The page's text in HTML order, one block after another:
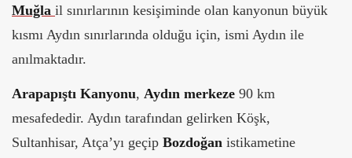
Muğla il sınırlarının kesişiminde olan kanyonun büyük
kısmı Aydın sınırlarında olduğu için, ismi Aydın ile
anılmaktadır.
Arapapıştı Kanyonu, Aydın merkeze 90 km
mesafededir. Aydın tarafından gelirken Köşk,
Sultanhisar, Atça’yı geçip Bozdoğan istikametine